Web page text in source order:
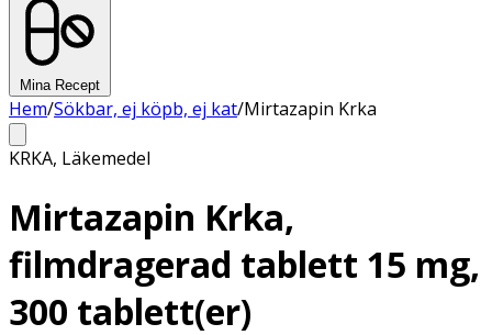
Mina Recept
Hem/Sökbar, ej köpb, ej kat/Mirtazapin Krka
KRKA, Läkemedel
Mirtazapin Krka,
filmdragerad tablett 15 mg,
300 tablett(er)